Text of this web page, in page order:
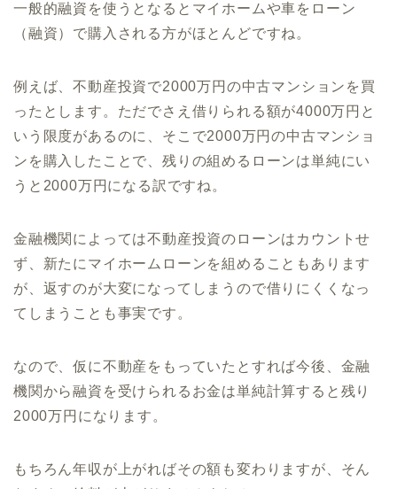
一般的融資を使うとなるとマイホームや車をローン
（融資）で購入される方がほとんどですね。
例えば、不動産投資で2000万円の中古マンションを買
ったとします。ただでさえ借りられる額が4000万円と
いう限度があるのに、そこで2000万円の中古マンショ
ンを購入したことで、残りの組めるローンは単純にい
うと 2000万円になる訳ですね。
金融機関によっては不動産投資のローンはカウントせ
ず、新たにマイホームローンを組めることもあります
が、返すのが大変になってしまうので借りにくくなっ
てしまうことも事実です。
なので、仮に不動産をもっていたとすれば今後、金融
機関から融資を受けられるお金は単純計算すると残り
2000万円になります。
もちろん年収が上がればその額も変わりますが、そん